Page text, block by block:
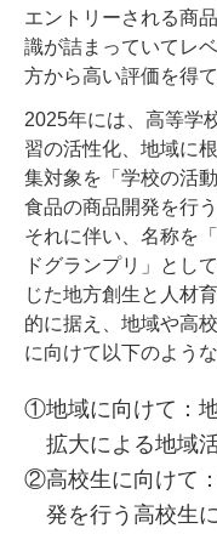
エントリーされる商
識が詰まっていてレ
方から高い評価を得て
2025年には、高等学
習の活性化、地域に
集対象を「学校の活
食品の商品開発を行
それに伴い、名称を
ドグランプリ」とし
じた地方創生と人材
的に据え、地域や高
に向けて以下のよう
①地域に向けて：
拡大による地域
②高校生に向けて
発を行う高校生